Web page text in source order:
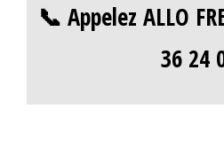
📞 Appelez ALLO
36 24